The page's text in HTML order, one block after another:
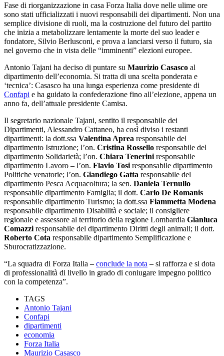
Fase di riorganizzazione in casa Forza Italia dove nelle ulime ore
sono stati ufficializzati i nuovi responsabili dei dipartimenti. Non una
semplice divisione di ruoli, ma la costruzione del futuro del partito
che inizia a metabolizzare lentamente la morte del suo leader e
fondatore, Silvio Berlusconi, e prova a lanciarsi verso il futuro, sia
nel governo che in vista delle “imminenti” elezioni europee.
Antonio Tajani ha deciso di puntare su Maurizio Casasco al
dipartimento dell’economia. Si tratta di una scelta ponderata e
‘tecnica’: Casasco ha una lunga esperienza come presidente di
Confapi e ha guidato la confederazione fino all’elezione, appena un
anno fa, dell’attuale presidente Camisa.
Il segretario nazionale Tajani, sentito il responsabile dei
Dipartimenti, Alessandro Cattaneo, ha così diviso i restanti
dipartimenti: la dott.ssa Valentina Aprea responsabile del
dipartimento Istruzione; l’on. Cristina Rossello responsabile del
dipartimento Solidarietà; l’on. Chiara Tenerini responsabile
dipartimento Lavoro – l’on. Flavio Tosi responsabile dipartimento
Politiche venatorie; l’on. Giandiego Gatta responsabile del
dipartimento Pesca Acquacoltura; la sen. Daniela Ternullo
responsabile dipartimento Famiglia; il dott. Carlo De Romanis
responsabile dipartimento Turismo; la dott.ssa Fiammetta Modena
responsabile dipartimento Disabilità e sociale; il consigliere
regionale e assessore al territorio della regione Lombardia Gianluca
Comazzi responsabile del dipartimento Diritti degli animali; il dott.
Roberto Cota responsabile dipartimento Semplificazione e
Sburocratizzazione.
“La squadra di Forza Italia – conclude la nota – si rafforza e si dota
di professionalità di livello in grado di coniugare impegno politico
con la competenza”.
TAGS
Antonio Tajani
Confapi
dipartimenti
economia
Forza Italia
Maurizio Casasco